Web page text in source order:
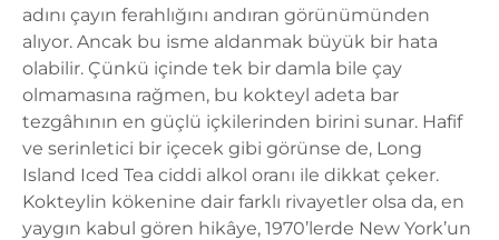
adını çayın ferahlığını andıran görünümünden
alıyor. Ancak bu isme aldanmak büyük bir hata
olabilir. Çünkü içinde tek bir damla bile çay
olmamasına rağmen, bu kokteyl adeta bar
tezgâhının en güçlü içkilerinden birini sunar. Hafif
ve serinletici bir içecek gibi görünse de, Long
Island Iced Tea ciddi alkol oranı ile dikkat çeker.
Kokteylin kökenine dair farklı rivayetler olsa da, en
yaygın kabul gören hikâye, 1970’lerde New York’un